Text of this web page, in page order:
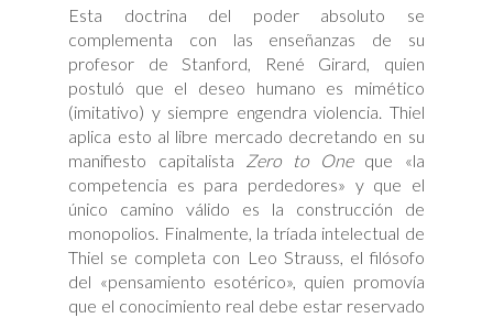
Esta doctrina del poder absoluto se
complementa con las enseñanzas de su
profesor de Stanford, René Girard, quien
postuló que el deseo humano es mimético
(imitativo) y siempre engendra violencia. Thiel
aplica esto al libre mercado decretando en su
manifiesto capitalista
Zero to Oneque «la
competencia es para perdedores» y que el
único camino válido es la construcción de
monopolios. Finalmente, la tríada intelectual de
Thiel se completa con Leo Strauss, el filósofo
del «pensamiento esotérico», quien promovía
que el conocimiento real debe estar reservado